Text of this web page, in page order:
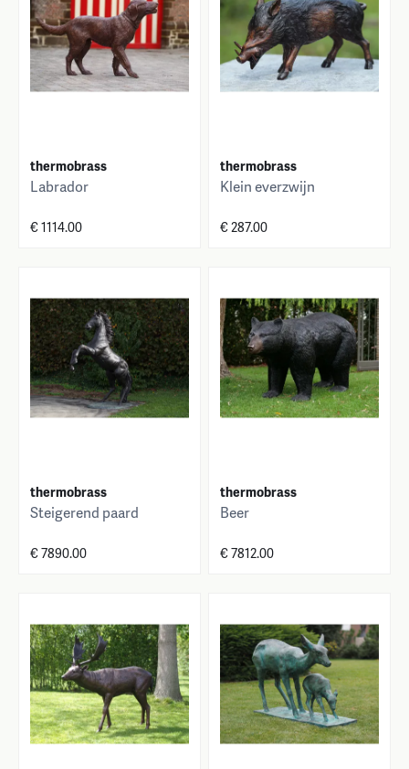
thermobrass
Labrador
€ 1114.00
thermobrass
Klein everzwijn
€ 287.00
thermobrass
Steigerend paard
€ 7890.00
thermobrass
Beer
€ 7812.00